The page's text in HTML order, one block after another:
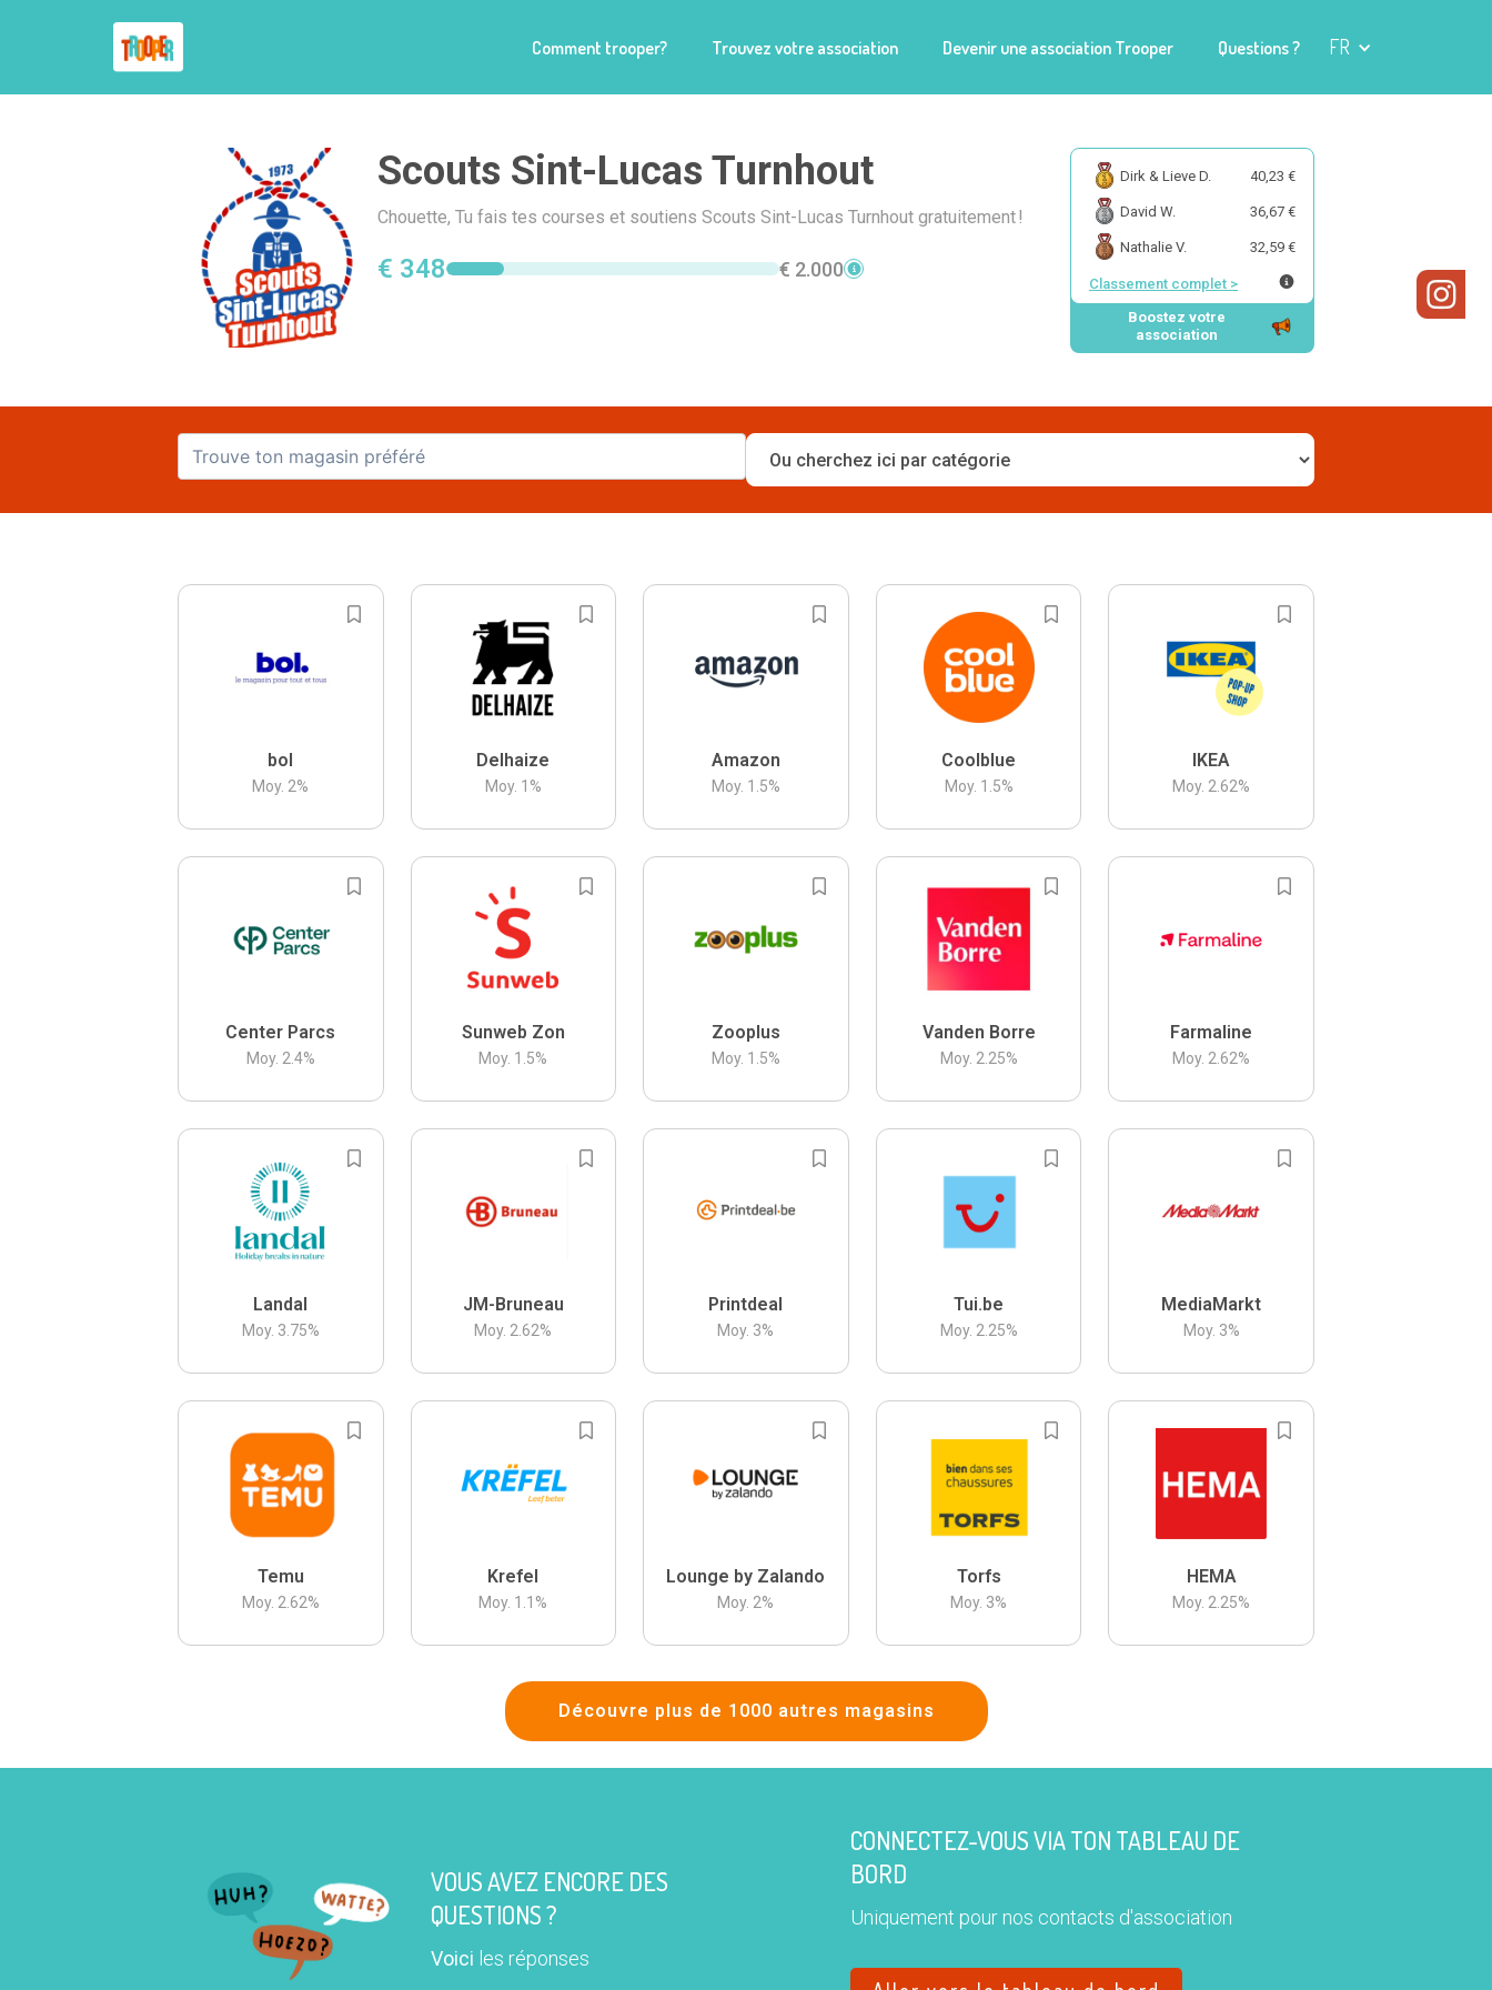
Comment trooper? Trouvez votre association Devenir une association Trooper Questions ? FR
Scouts Sint-Lucas Turnhout
Chouette, Tu fais tes courses et soutiens Scouts Sint-Lucas Turnhout gratuitement !
€ 348 € 2.000
Dirk & Lieve D. 40,23 €
David W. 36,67 €
Nathalie V. 32,59 €
Classement complet >
Boostez votre
association
bol
Moy. 2%
Delhaize
Moy. 1 %
Amazon
Moy. 1.5%
Coolblue
Moy. 1.5%
IKEA
Moy. 2.62%
Center Parcs
Moy. 2.4%
Sunweb Zon
Moy. 1.5%
Zooplus
Moy. 1.5%
Vanden Borre
Moy. 2.25%
Farmaline
Moy. 2.62%
Landal
Moy. 3.75%
JM-Bruneau
Moy. 2.62%
Printdeal
Moy. 3%
Tui.be
Moy. 2.25%
MediaMarkt
Moy. 3%
Temu
Moy. 2.62%
Krefel
Moy. 1.1 %
Lounge by Zalando
Moy. 2%
Torfs
Moy. 3%
HEMA
Moy. 2.25%
Découvre plus de 1000 autres magasins
VOUS AVEZ ENCORE DES
QUESTIONS ?
Voici les réponses
CONNECTEZ-VOUS VIA TON TABLEAU DE
BORD
Uniquement pour nos contacts d'association